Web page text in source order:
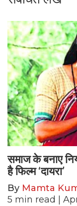
समाज के बनाए
है फिल्म ‘दायरा’
By Mamta
5 min read |